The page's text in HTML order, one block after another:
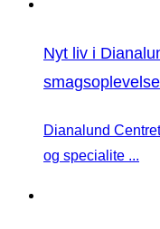
Nyt liv i
Dianalund
og specialite ...